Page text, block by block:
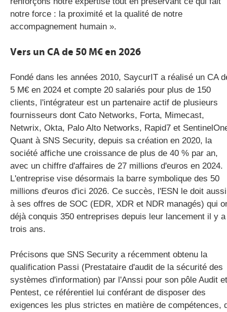
notre force : la proximité et la qualité de notre
accompagnement humain ».
Vers un CA de 50 M€ en 2026
Fondé dans les années 2010, SaycurIT a réalisé un CA
5 M€ en 2024 et compte 20 salariés pour plus de 150
clients, l'intégrateur est un partenaire actif de plusieurs
fournisseurs dont Cato Networks, Forta, Mimecast,
Netwrix, Okta, Palo Alto Networks, Rapid7 et
Quant à SNS Security, depuis sa création en 2020, la
société affiche une croissance de plus de 40 % par an,
avec un chiffre d'affaires de 27 millions d'euros en 2024.
L'entreprise vise désormais la barre symbolique des 50
millions d'euros d'ici 2026. Ce succès, l'ESN le doit aussi
à ses offres de SOC (EDR, XDR et NDR managés) qui
déjà conquis 350 entreprises depuis leur lancement il y a
trois ans.
Précisons que SNS Security a récemment obtenu la
qualification Passi (Prestataire d'audit de la sécurité des
systèmes d'information) par l'Anssi pour son pôle Audit et
Pentest, ce référentiel lui conférant de disposer des
exigences les plus strictes en matière de compétences,